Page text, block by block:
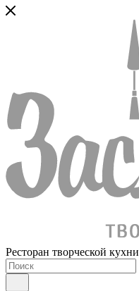
Ресторан творческой кухни